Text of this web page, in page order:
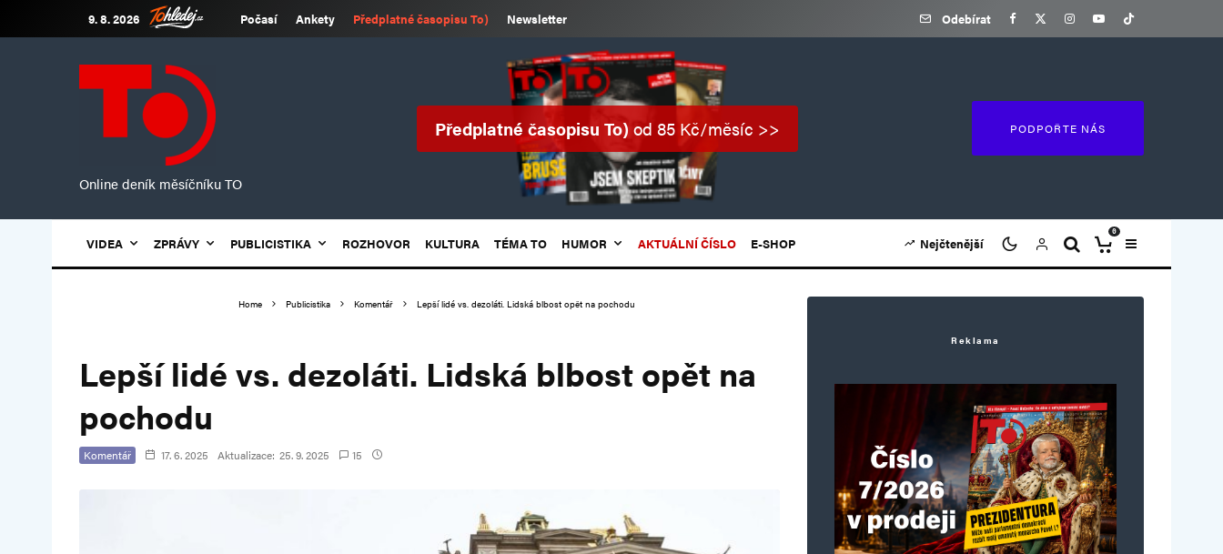
9. 8. 2026 Počasí Ankety Předplatné časopisu To) Newsletter Odebírat
Online deník měsíčníku TO
Předplatné časopisu To)od 85 Kč/měsíc >> PODPOŘTE NÁS
VIDEA ZPRÁVY PUBLICISTIKA ROZHOVOR KULTURA TÉMA TO HUMOR AKTUÁLNÍ ČÍSLO E-SHOP Nejčtenější
0
Home Publicistika Komentář Lepší lidé vs. dezoláti. Lidská blbost opět na pochodu
Lepší lidé vs. dezoláti. Lidská blbost opět na
pochodu
Komentář 17. 6. 2025 Aktualizace: 25. 9. 2025 15
Reklama